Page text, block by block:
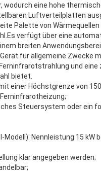
wodurch eine hohe
Luftverteilplatten
Palette von Wärmequellen
verfügt über eine
breiten
für allgemeine Zwecke
und eine
bietet.
einer Höchstgrenze von
Steuersystem oder ein
Nennleistung 15 kW
klar angegeben werden;